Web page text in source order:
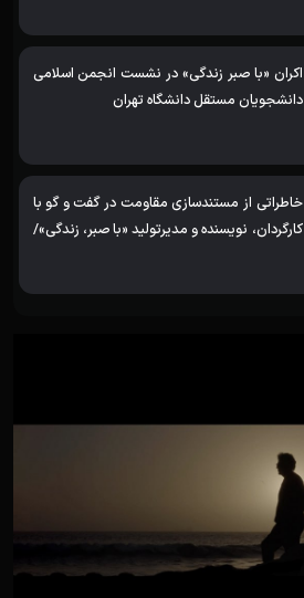
اکران «با صبر زندگی» در نشست انجمن اسلامی
دانشجویان مستقل دانشگاه تهران
خاطراتی از مستندسازی مقاومت در گفت و گو با
کارگردان، نویسنده و مدیرتولید «با صبر، زندگی»/